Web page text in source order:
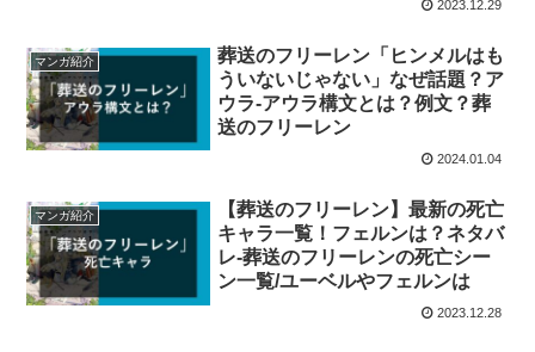
2023.12.29
マンガ紹介
葬送のフリーレン「ヒンメルはも
ういないじゃない」なぜ話題？ア
ウラ-アウラ構文とは？例文？葬
送のフリーレン
2024.01.04
マンガ紹介
【葬送のフリーレン】最新の死亡
キャラ一覧！フェルンは？ネタバ
レ-葬送のフリーレンの死亡シー
ン一覧/ユーベルやフェルンは
2023.12.28